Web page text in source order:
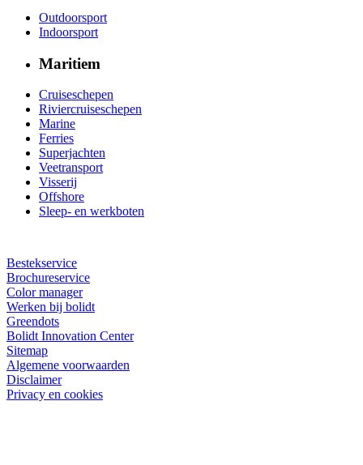
Outdoorsport
Indoorsport
Maritiem
Cruiseschepen
Riviercruiseschepen
Marine
Ferries
Superjachten
Veetransport
Visserij
Offshore
Sleep- en werkboten
Bestekservice
Brochureservice
Color manager
Werken bij bolidt
Greendots
Bolidt Innovation Center
Sitemap
Algemene voorwaarden
Disclaimer
Privacy en cookies